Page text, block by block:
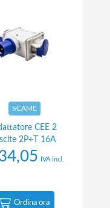
SCAME
CEE 2
2P+T 16A
IVA incl.
Ordina ora